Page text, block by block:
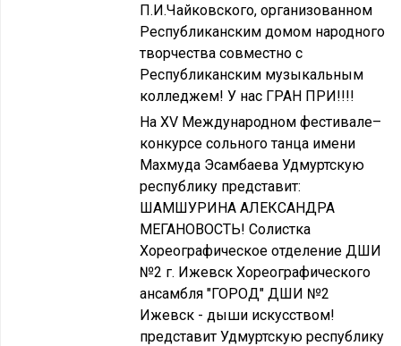
П.И.Чайковского, организованном
Республиканским домом народного
творчества совместно с
Республиканским музыкальным
колледжем! У нас ГРАН ПРИ!!!!
На XV Международном фестивале–
конкурсе сольного танца имени
Махмуда Эсамбаева Удмуртскую
республику представит:
ШАМШУРИНА АЛЕКСАНДРА
МЕГАНОВОСТЬ! Солистка
Хореографическое отделение ДШИ
№2 г. Ижевск Хореографического
ансамбля "ГОРОД" ДШИ №2
Ижевск - дыши искусством!
представит Удмуртскую республику